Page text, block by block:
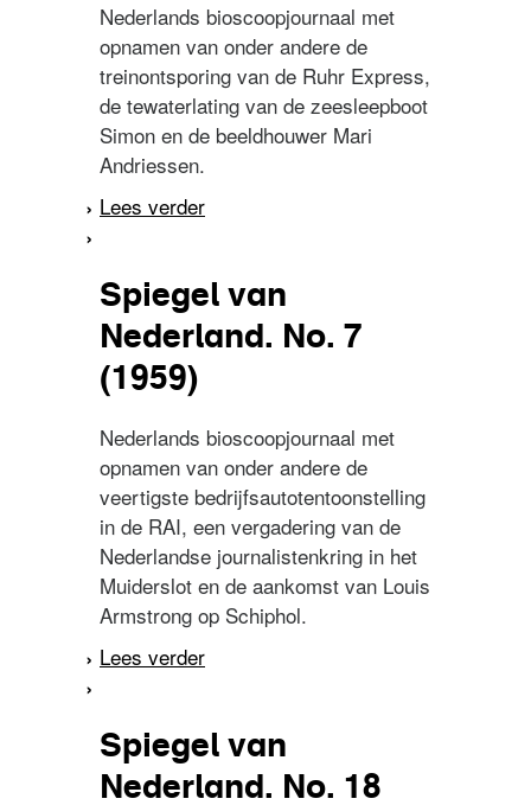
Nederlands bioscoopjournaal met
opnamen van onder andere de
treinontsporing van de Ruhr Express,
de tewaterlating van de zeesleepboot
Simon en de beeldhouwer Mari
Andriessen.
Lees verder
Spiegel van
Nederland. No. 7
(1959)
Nederlands bioscoopjournaal met
opnamen van onder andere de
veertigste bedrijfsautotentoonstelling
in de RAI, een vergadering van de
Nederlandse journalistenkring in het
Muiderslot en de aankomst van Louis
Armstrong op Schiphol.
Lees verder
Spiegel van
Nederland. No. 18